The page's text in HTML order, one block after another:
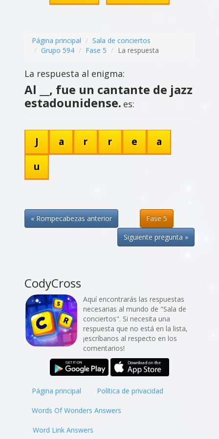
Página principal
Sala de conciertos
Grupo 594
Fase 5 La respuesta
La respuesta al enigma:
Al __, fue un cantante de jazz
estadounidense. es:
J a r r e
a
u
« Rompecabezas anterior
Fase 5
Siguiente pregunta »
CodyCross
Aquí encontrarás las respuestas
necesarias al mundo de "Sala de
conciertos". Si necesita una
respuesta que no está en la lista,
¡escríbanos al respecto en los
comentarios!
Página principal Política de privacidad
Words Of Wonders Answers
Word Link Answers